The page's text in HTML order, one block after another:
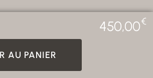
450,00€
AU PANIER
non
Tous droits réservés. ©